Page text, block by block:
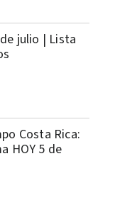
julio | Lista
Costa Rica:
HOY 5 de